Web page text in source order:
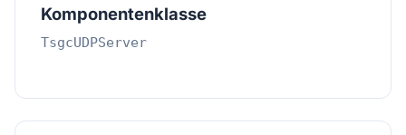
Komponentenklasse
TsgcUDPServer